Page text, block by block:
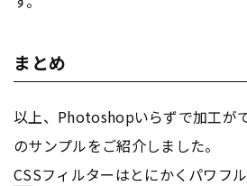
まとめ
以上、Photoshopいらずで加工が
のサンプルをご紹介しました。
CSSフィルターはとにかくパワフ